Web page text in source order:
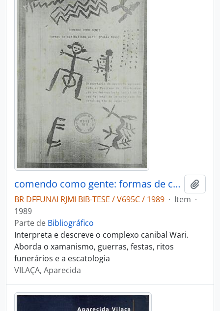
comendo como gente: formas de canibalismo Wari (Pakaa nova)
BR DFFUNAI RJMI BIB-TESE / V695C / 1989 · Item ·
1989
Parte de Bibliográfico
Interpreta e descreve o complexo canibal Wari.
Aborda o xamanismo, guerras, festas, ritos
funerários e a escatologia
VILAÇA, Aparecida